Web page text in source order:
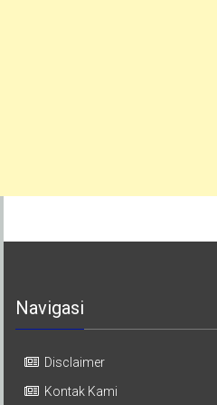
Navigasi
Disclaimer
Kontak Kami